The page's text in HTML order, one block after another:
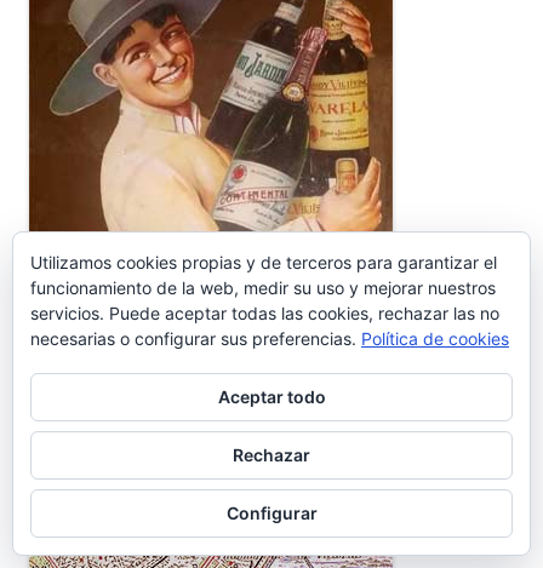
Utilizamos cookies propias y de terceros para garantizar el
funcionamiento de la web, medir su uso y mejorar nuestros
servicios. Puede aceptar todas las cookies, rechazar las no
necesarias o configurar sus preferencias. Política de cookies
Aceptar todo
Rechazar
Configurar